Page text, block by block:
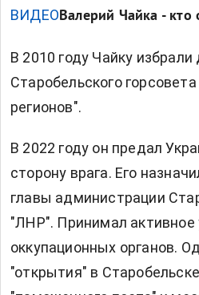
ВИДЕОВалерий Чайка - кто
В 2010 году Чайку
Старобельского
регионов".
В 2022 году он предал
сторону врага. Его
главы администрации
"ЛНР". Принимал активное
оккупационных органов.
"открытия" в